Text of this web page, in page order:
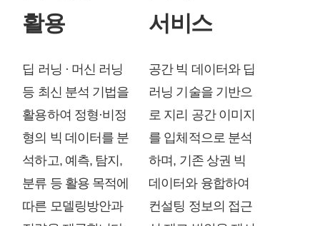
활용
딥 러닝 · 머신 러닝
등 최신 분석 기법을
활용하여 정형·비정
형의 빅 데이터를 분
석하고, 예측, 탐지,
분류 등 활용 목적에
따른 모델링방안과
서비스
공간 빅 데이터와 딥
러닝 기술을 기반으
로 지리 공간 이미지
를 입체적으로 분석
하며, 기존 상권 빅
데이터와 융합하여
컨설팅 정보의 접근